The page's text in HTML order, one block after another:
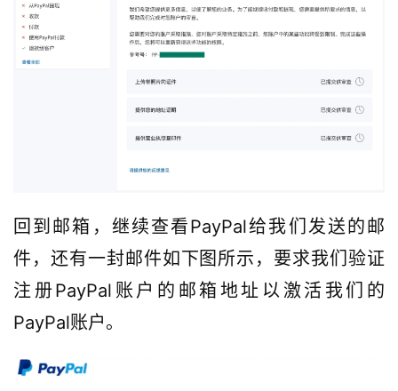
回到邮箱，继续查看PayPal给我们发送的邮
件，还有一封邮件如下图所示，要求我们验证
注册PayPal账户的邮箱地址以激活我们的
PayPal账户。